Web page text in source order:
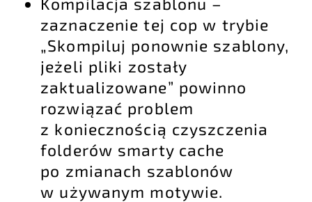
zaznaczenie tej cop w trybie
„Skompiluj ponownie szablony,
jeżeli pliki zostały
zaktualizowane” powinno
rozwiązać problem
z koniecznością czyszczenia
folderów smarty cache
po zmianach szablonów
w używanym motywie.